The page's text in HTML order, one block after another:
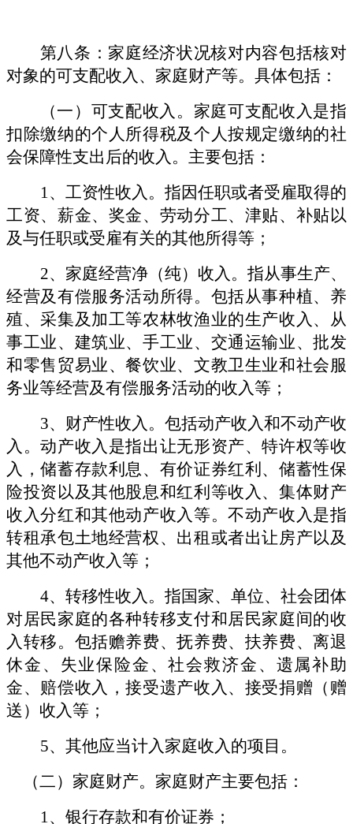
第八条：家庭经济状况核对内容包括核对
对象的可支配收入、家庭财产等。具体包括：
（一）可支配收入。家庭可支配收入是指
扣除缴纳的个人所得税及个人按规定缴纳的社
会保障性支出后的收入。主要包括：
1、工资性收入。指因任职或者受雇取得的
工资、薪金、奖金、劳动分工、津贴、补贴以
及与任职或受雇有关的其他所得等；
2、家庭经营净（纯）收入。指从事生产、
经营及有偿服务活动所得。包括从事种植、养
殖、采集及加工等农林牧渔业的生产收入、从
事工业、建筑业、手工业、交通运输业、批发
和零售贸易业、餐饮业、文教卫生业和社会服
务业等经营及有偿服务活动的收入等；
3、财产性收入。包括动产收入和不动产收
入。动产收入是指出让无形资产、特许权等收
入，储蓄存款利息、有价证券红利、储蓄性保
险投资以及其他股息和红利等收入、集体财产
收入分红和其他动产收入等。不动产收入是指
转租承包土地经营权、出租或者出让房产以及
其他不动产收入等；
4、转移性收入。指国家、单位、社会团体
对居民家庭的各种转移支付和居民家庭间的收
入转移。包括赡养费、抚养费、扶养费、离退
休金、失业保险金、社会救济金、遗属补助
金、赔偿收入，接受遗产收入、接受捐赠（赠
送）收入等；
5、其他应当计入家庭收入的项目。
（二）家庭财产。家庭财产主要包括：
1、银行存款和有价证券；